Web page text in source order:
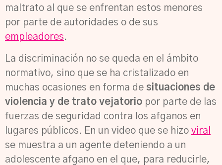
maltrato al que se enfrentan estos menores
por parte de autoridades o de sus
empleadores.
La discriminación no se queda en el ámbito
normativo, sino que se ha cristalizado en
muchas ocasiones en forma de situaciones de
violencia y de trato vejatorio por parte de las
fuerzas de seguridad contra los afganos en
lugares públicos. En un video que se hizo viral
se muestra a un agente deteniendo a un
adolescente afgano en el que, para reducirle,